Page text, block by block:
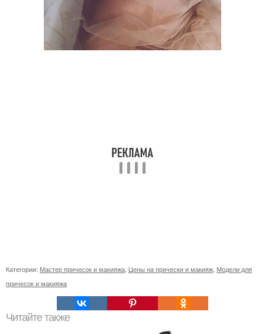
Категории: Мастер причесок и макияжа Цены на прически и макияж Модели для
причесок и макияжа
Читайте также